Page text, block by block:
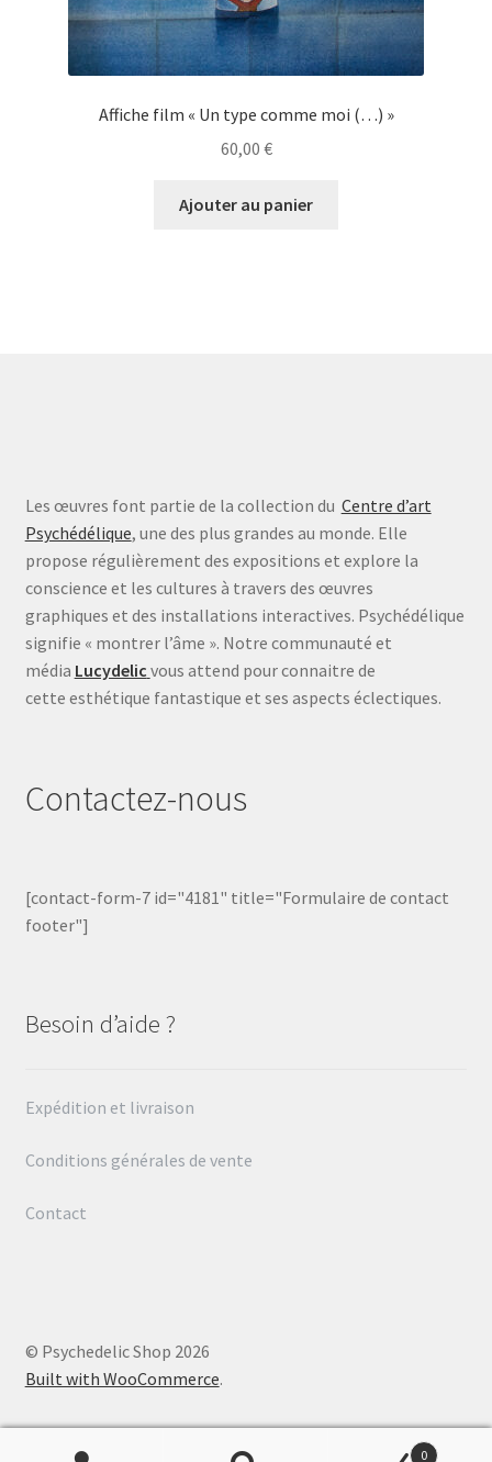
Affiche film « Un type comme moi (…) »
60,00 €
Ajouter au panier
Les œuvres font partie de la collection du Centre d’art
Psychédélique, une des plus grandes au monde. Elle
propose régulièrement des expositions et explore la
conscience et les cultures à travers des œuvres
graphiques et des installations interactives. Psychédélique
signifie « montrer l’âme ». Notre communauté et
média Lucydelic vous attend pour connaitre de
cette esthétique fantastique et ses aspects éclectiques.
Contactez-nous
[contact-form-7 id="4181" title="Formulaire de contact
footer"]
Besoin d’aide ?
Expédition et livraison
Conditions générales de vente
Contact
© Psychedelic Shop 2026
Built with WooCommerce.
0